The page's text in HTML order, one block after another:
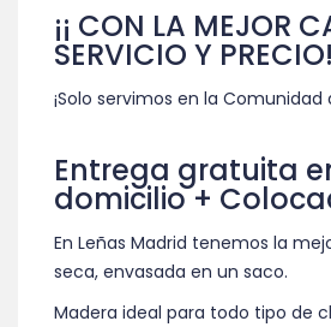
¡¡ CON LA MEJOR
SERVICIO Y
¡Solo servimos en la Comunidad
Entrega gratuita
domicilio +
En Leñas Madrid tenemos la
seca, envasada en un saco.
Madera ideal para todo tipo de